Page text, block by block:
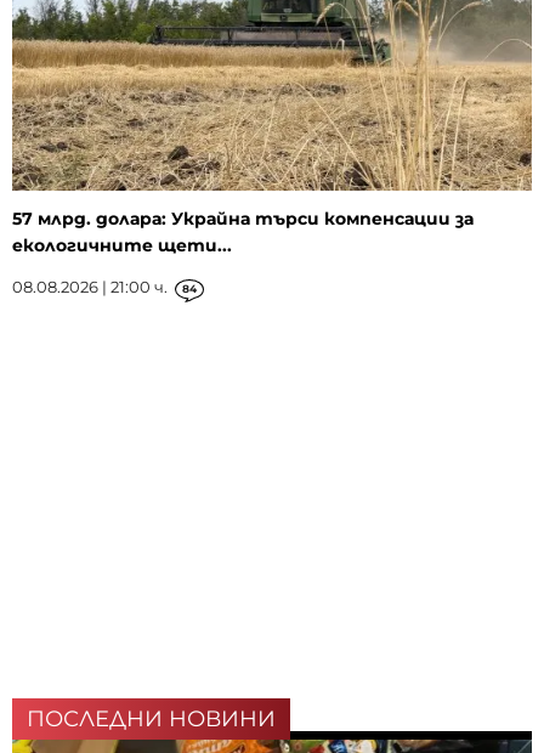
57 млрд. долара: Украйна търси компенсации за
екологичните щети...
08.08.2026 | 21:00 ч. 84
ПОСЛЕДНИ НОВИНИ